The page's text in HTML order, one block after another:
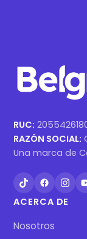
RUC:
RAZÓN SOCIAL:
Una marca de
ACERCA DE
Nosotros